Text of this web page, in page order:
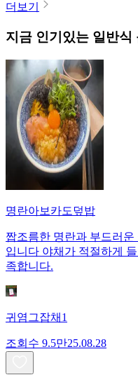
더보기
지금 인기있는 일반식
명란아보카도덮밥
짭조름한 명란과 부드러
입니다 야채가 적절하게
족합니다.
귀염그잡채1
조회수 9.5만25.08.28